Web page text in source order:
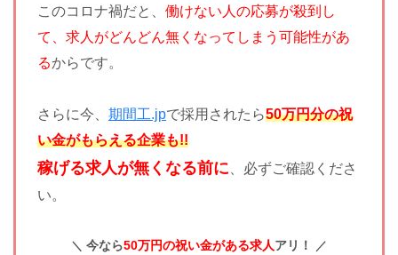
このコロナ禍だと、 働けない人の応募が殺到し
て、求人がどんどん無くなってしまう可能性があ
るからです。
さらに今、 期間工.jpで採用されたら50万円分の祝
い金がもらえる企業も!!
稼げる求人が無くなる前に 、必ずご確認くださ
い。
今なら50万円の祝い金がある求人アリ！